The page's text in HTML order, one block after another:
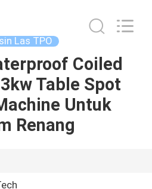
Las TPO
Coiled
Table Spot
Untuk
Renang